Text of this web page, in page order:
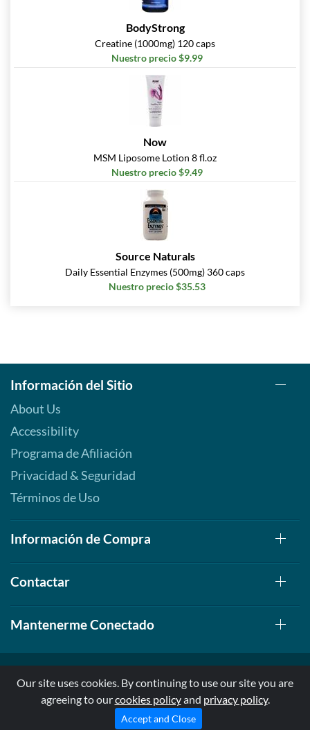
BodyStrong
Creatine (1000mg) 120 caps
Nuestro precio $9.99
Now
MSM Liposome Lotion 8 fl.oz
Nuestro precio $9.49
Source Naturals
Daily Essential Enzymes (500mg) 360 caps
Nuestro precio $35.53
Información del Sitio
About Us
Accessibility
Programa de Afiliación
Privacidad & Seguridad
Términos de Uso
Información de Compra
Contactar
Mantenerme Conectado
© 1999-2026, AllStarHealth.com | All Rights Reserved
* Estas declaraciones no han sido evaluadas por la FDA
Our site uses cookies. By continuing to use our site you are
agreeing to ourcookies policyand privacy policy.
Accept and Close